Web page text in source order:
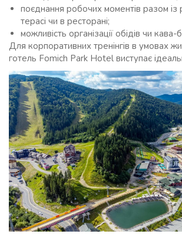
поєднання робочих моментів разом із
терасі чи в ресторані;
можливість організації обідів чи кава-
Для корпоративних тренінгів в умовах
готель Fomich Park Hotel виступає